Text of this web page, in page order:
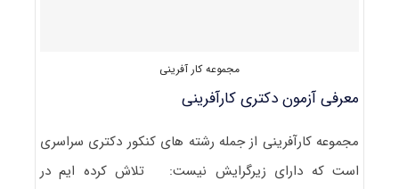
مجموعه کار آفرینی
معرفی آزمون دکتری کارآفرینی
مجموعه کارآفرینی از جمله رشته های کنکور دکتری سراسری
است که دارای زیرگرایش نیست: تلاش کرده ایم در